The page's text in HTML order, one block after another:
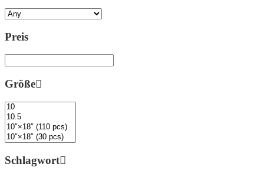
Preis
Größe
Schlagwort